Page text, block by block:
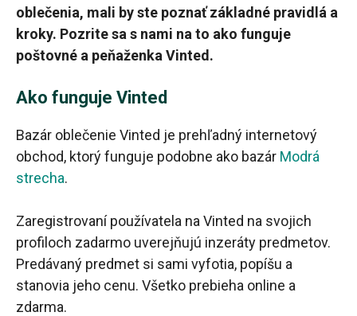
oblečenia, mali by ste poznať základné pravidlá a
kroky. Pozrite sa s nami na to ako funguje
poštovné a peňaženka Vinted.
Ako funguje Vinted
Bazár oblečenie Vinted je prehľadný internetový
obchod, ktorý funguje podobne ako bazár Modrá
strecha.
Zaregistrovaní používatela na Vinted na svojich
profiloch zadarmo uverejňujú inzeráty predmetov.
Predávaný predmet si sami vyfotia, popíšu a
stanovia jeho cenu. Všetko prebieha online a
zdarma.